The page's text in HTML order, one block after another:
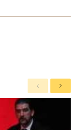
A
n
e
S
i